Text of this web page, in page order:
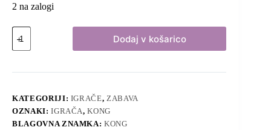
2 na zalogi
KONG
knots
belly
M/L
Dodaj v košarico
KATEGORIJI: IGRAČE,ZABAVA
OZNAKI:IGRAČA,KONG
BLAGOVNA ZNAMKA:KONG